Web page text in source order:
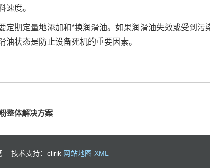
度。
期定量地添加和*换润滑油。如果润滑油失效或受到
状态是防止设备死机的重要因素。
整体解决方案
技术支持：clirik 网站地图 XML